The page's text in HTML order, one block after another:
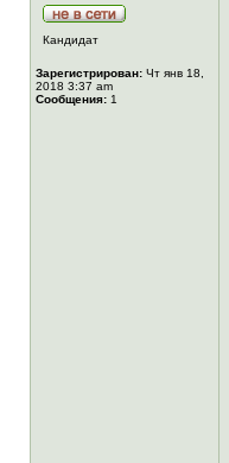
Кандидат
Зарегистрирован: Чт янв 18,
2018 3:37 am
Сообщения: 1